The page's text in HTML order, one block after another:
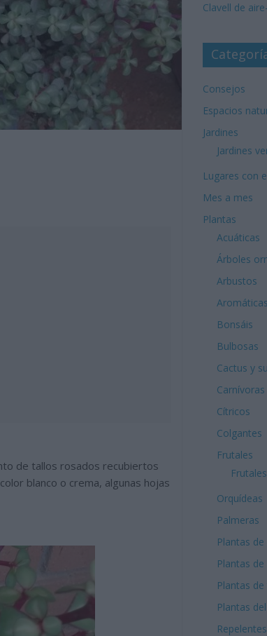
de tallos rosados recubiertos
blanco o crema, algunas hojas
Clavell de
Consejos
Espacios
Jardines
Jardines
Lugares con
Mes a mes
Plantas
Acuáticas
Árboles
Arbustos
Aromáticas
Bonsáis
Bulbosas
Cactus y
Carnívoras
Cítricos
Colgantes
Frutales
Orquídeas
Palmeras
Plantas
Plantas
Plantas
Plantas